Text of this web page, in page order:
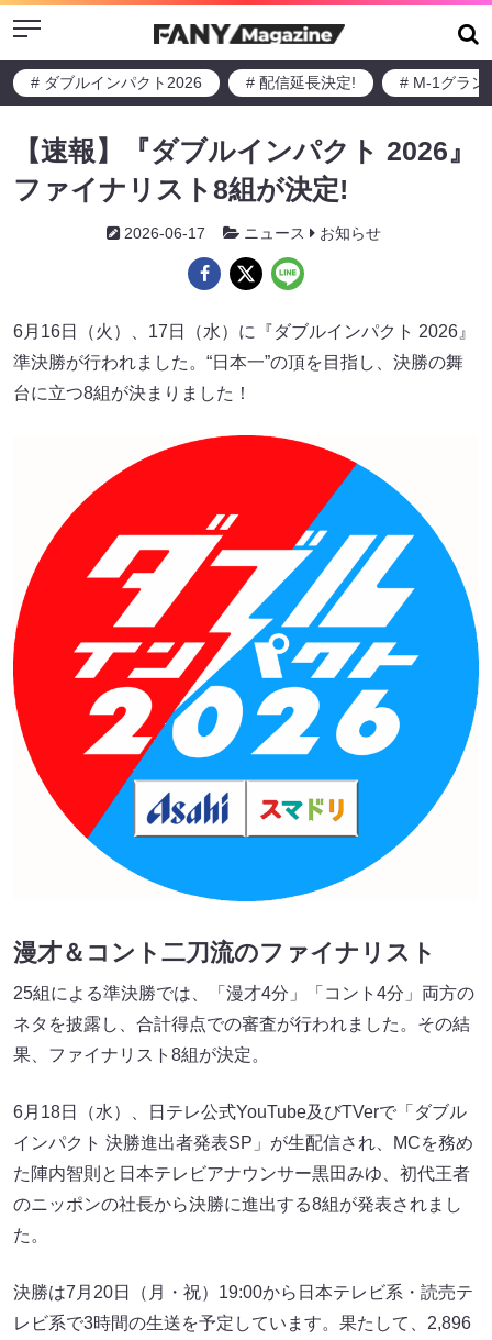
Menu
# ダブルインパクト2026 # 配信延長決定! # M-1グラン
【速報】『ダブルインパクト 2026』
ファイナリスト8組が決定!
2026-06-17 ニュース お知らせ
6月16日（火）、17日（水）に『ダブルインパクト 2026』
準決勝が行われました。“日本一”の頂を目指し、決勝の舞
台に立つ8組が決まりました！
漫才＆コント二刀流のファイナリスト
25組による準決勝では、「漫才4分」「コント4分」両方の
ネタを披露し、合計得点での審査が行われました。その結
果、ファイナリスト8組が決定。
6月18日（水）、日テレ公式YouTube及びTVerで「ダブル
インパクト 決勝進出者発表SP」が生配信され、MCを務め
た陣内智則と日本テレビアナウンサー黒田みゆ、初代王者
のニッポンの社長から決勝に進出する8組が発表されまし
た。
決勝は7月20日（月・祝）19:00から日本テレビ系・読売テ
レビ系で3時間の生送を予定しています。果たして、2,896